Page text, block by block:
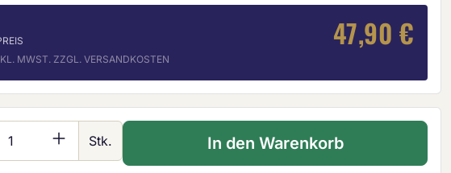
47,90 €
MWST. ZZGL. VERSANDKOSTEN
Anzahl: Gib den gewünschten Wert ein oder
Stk. In den Warenkorb